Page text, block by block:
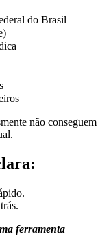
do Brasil
não conseguem
ferramenta